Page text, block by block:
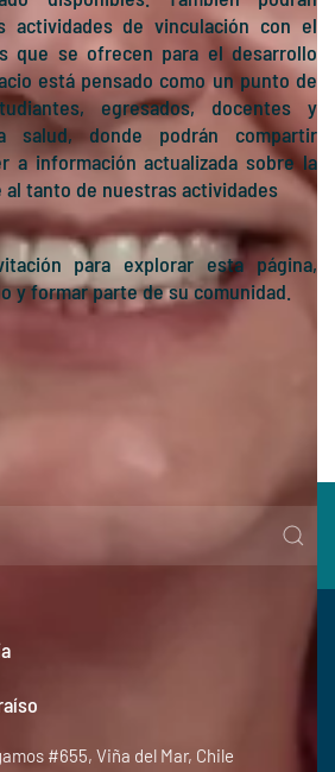
actividades de vinculación con el
que se ofrecen para el desarrollo
está pensado como un punto de
egresados, docentes y
salud, donde podrán compartir
a información actualizada sobre la
al tanto de nuestras actividades
para explorar esta página,
y formar parte de su comunidad.
#655, Viña del Mar, Chile